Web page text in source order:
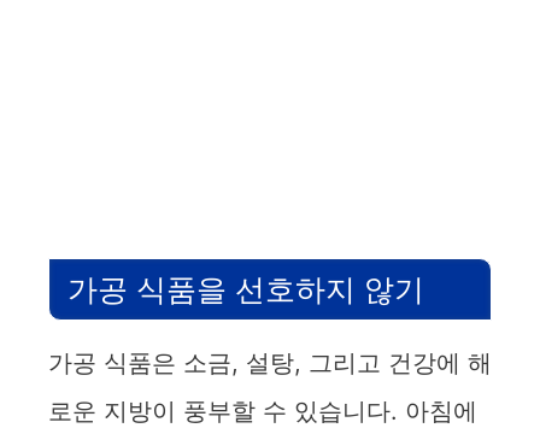
가공 식품을 선호하지 않기
가공 식품은 소금, 설탕, 그리고 건강에 해
로운 지방이 풍부할 수 있습니다. 아침에